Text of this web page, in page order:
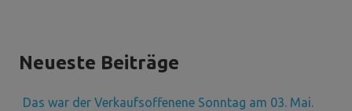
Neueste Beiträge
Das war der Verkaufsoffenene Sonntag am 03. Mai.